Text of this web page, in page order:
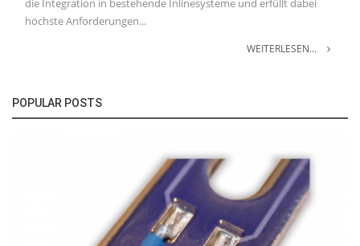
die Integration in bestehende Inlinesysteme und erfüllt dabei
höchste Anforderungen...
WEITERLESEN...
POPULAR POSTS